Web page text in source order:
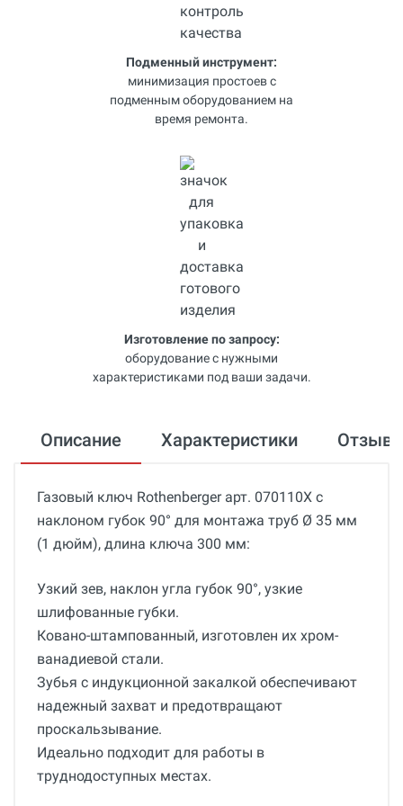
Подменный инструмент:
минимизация простоев с
подменным оборудованием на
время ремонта.
Изготовление по запросу:
оборудование с нужными
характеристиками под ваши задачи.
Описание Характеристики
Газовый ключ Rothenberger арт. 070110X с
наклоном губок 90° для монтажа труб Ø 35 мм
(1 дюйм), длина ключа 300 мм:
Узкий зев, наклон угла губок 90°, узкие
шлифованные губки.
Ковано-штампованный, изготовлен их хром-
ванадиевой стали.
Зубья с индукционной закалкой обеспечивают
надежный захват и предотвращают
проскальзывание.
Идеально подходит для работы в
труднодоступных местах.